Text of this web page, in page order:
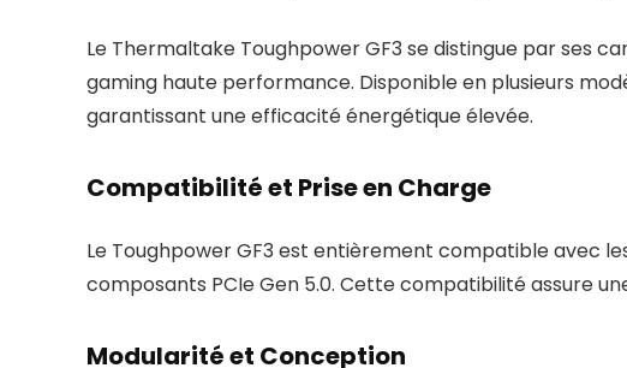
Le Thermaltake Toughpower GF3 se distingue par ses
gaming haute performance. Disponible en plusieurs
garantissant une efficacité énergétique élevée.
Compatibilité et Prise en Charge
Le Toughpower GF3 est entièrement compatible avec
composants PCIe Gen 5.0. Cette compatibilité assure
Modularité et Conception